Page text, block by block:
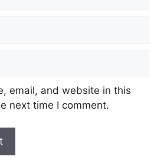
email, and website in this
next time I comment.